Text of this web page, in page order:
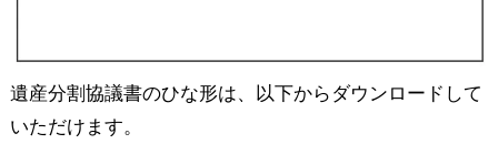
遺産分割協議書のひな形は、以下からダウンロードして
いただけます。